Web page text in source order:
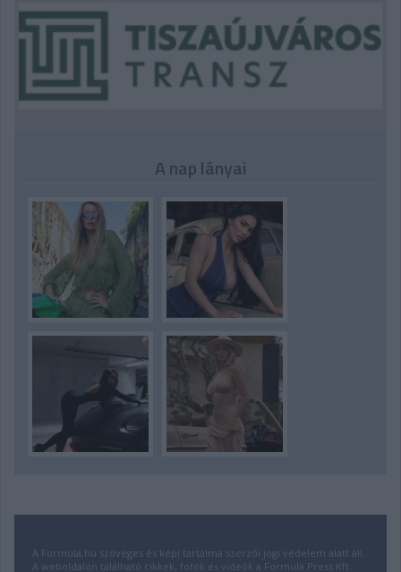
A nap lányai
A Formula.hu szöveges és képi tartalma szerzői jogi védelem alatt áll.
A weboldalon található cikkek, fotók és videók a Formula Press Kft.